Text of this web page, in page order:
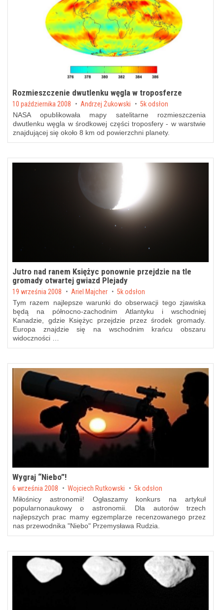
Rozmieszczenie dwutlenku węgla w troposferze
Posted on
10 października 2008 by Andrzej Żukowski 5k odsłon
NASA opublikowała mapy satelitarne rozmieszczenia
dwutlenku węgla w środkowej części troposfery - w warstwie
znajdującej się około 8 km od powierzchni planety.
Jutro nad ranem Księżyc ponownie przejdzie na tle
gromady otwartej gwiazd Plejady
Posted on
19 września 2008 by Ariel Majcher 5k odsłon
Tym razem najlepsze warunki do obserwacji tego zjawiska
będą na północno-zachodnim Atlantyku i wschodniej
Kanadzie, gdzie Księżyc przejdzie przez środek gromady.
Europa znajdzie się na wschodnim krańcu obszaru
widoczności …
Wygraj “Niebo”!
Posted on
6 września 2008 byWojciech Rutkowski 5k odsłon
Miłośnicy astronomii! Ogłaszamy konkurs na artykuł
popularnonaukowy o astronomii. Dla autorów trzech
najlepszych prac mamy egzemplarze recenzowanego przez
nas przewodnika "Niebo" Przemysława Rudzia.